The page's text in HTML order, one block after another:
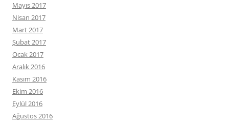
Mayıs 2017
Nisan 2017
Mart 2017
Şubat 2017
Ocak 2017
Aralık 2016
Kasım 2016
Ekim 2016
Eylül 2016
Ağustos 2016